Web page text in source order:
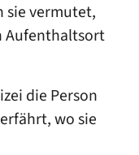
sie vermutet,
Aufenthaltsort
die Person
wo sie